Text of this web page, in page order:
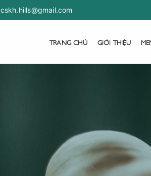
cskh.hills@gmail.com
TRANG CHỦ GIỚI THIỆU